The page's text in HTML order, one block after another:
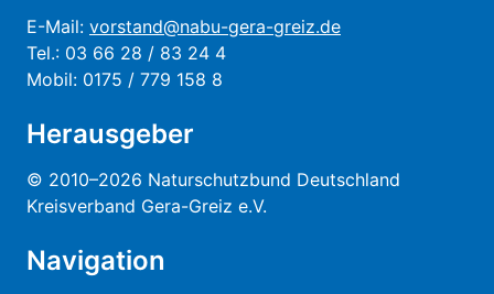
E-Mail: vorstand@nabu-gera-greiz.de
Tel.: 03 66 28 / 83 24 4
Mobil: 0175 / 779 158 8
Herausgeber
© 2010–2026 Naturschutzbund Deutschland
Kreisverband Gera-Greiz e.V.
Navigation